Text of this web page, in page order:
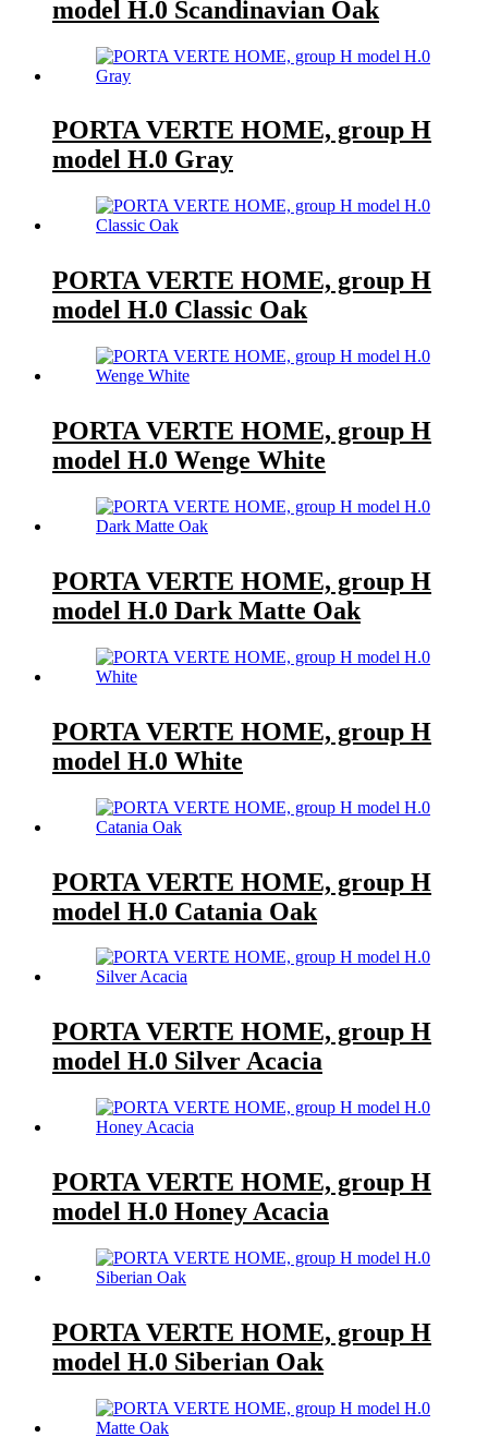
model H.0 Scandinavian Oak
PORTA VERTE HOME, group H
model H.0 Gray
PORTA VERTE HOME, group H
model H.0 Classic Oak
PORTA VERTE HOME, group H
model H.0 Wenge White
PORTA VERTE HOME, group H
model H.0 Dark Matte Oak
PORTA VERTE HOME, group H
model H.0 White
PORTA VERTE HOME, group H
model H.0 Catania Oak
PORTA VERTE HOME, group H
model H.0 Silver Acacia
PORTA VERTE HOME, group H
model H.0 Honey Acacia
PORTA VERTE HOME, group H
model H.0 Siberian Oak